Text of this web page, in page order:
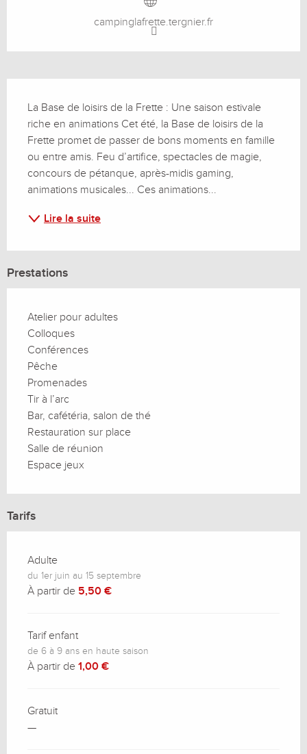
campinglafrette.tergnier.fr
La Base de loisirs de la Frette : Une saison estivale
riche en animations Cet été, la Base de loisirs de la
Frette promet de passer de bons moments en famille
ou entre amis. Feu d’artifice, spectacles de magie,
concours de pétanque, après-midis gaming,
animations musicales... Ces animations...
Lire la suite
Prestations
Atelier pour adultes
Colloques
Conférences
Pêche
Promenades
Tir à l’arc
Bar, cafétéria, salon de thé
Restauration sur place
Salle de réunion
Espace jeux
Tarifs
Adulte
du 1er juin au 15 septembre
À partir de 5,50 €
Tarif enfant
de 6 à 9 ans en haute saison
À partir de 1,00 €
Gratuit
—